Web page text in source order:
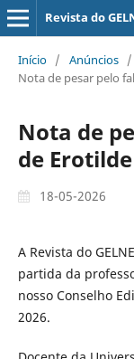
Revista do
Início / Anúncios /
Nota de pesar pelo
Nota de
de
18-05-2026
A Revista do
partida da
nosso Conselho
2026.